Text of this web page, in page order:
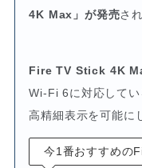
4K Max」が発売さ
Fire TV Stick 4K
Wi-Fi 6に対応して
高精細表示を可能に
今1番おすすめの